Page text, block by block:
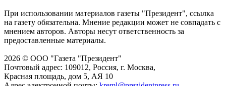
При использовании материалов газеты "Президент", ссылка
на газету обязательна. Мнение редакции может не совпадать с
мнением авторов. Авторы несут ответственность за
предоставленные материалы.
2026 © ООО "Газета "Президент"
Почтовый адрес: 109012, Россия, г. Москва,
Красная площадь, дом 5, АЯ 10